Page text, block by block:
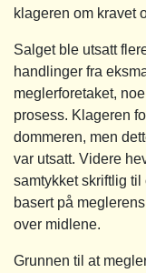
klageren om kravet
Salget ble utsatt
handlinger fra
meglerforetaket,
prosess. Klageren
dommeren, men
var utsatt. Videre
samtykket skriftlig
basert på
over midlene.
Grunnen til at